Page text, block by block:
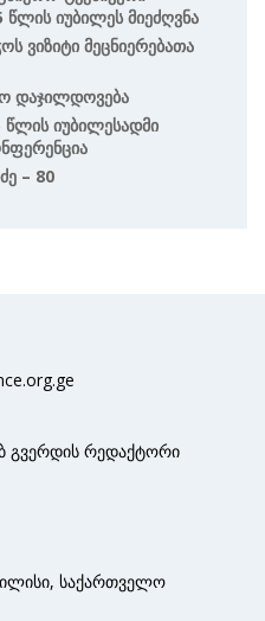
Წლის Იუბილეს Მიეძღვნა
Ვიზიტი Მეცნიერებათა
Დაჯილდოვება
Წლის Იუბილესადმი
– 80
გვერდის რედაქტორი
საქართველო